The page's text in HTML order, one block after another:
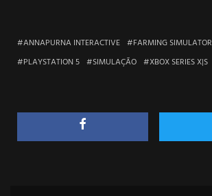
ANNAPURNA INTERACTIVE FARMING SIMULATOR
PLAYSTATION 5
SIMULAÇÃO XBOX SERIES X|S